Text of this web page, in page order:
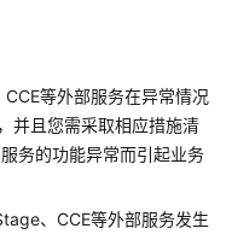
等外部服务在异常情况
并且您需采取相应措施清
务的功能异常而引起业务
、CCE等外部服务发生